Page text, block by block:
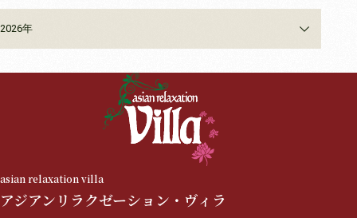
2026年
asian relaxation villa
アジアンリラクゼーション・ヴィラ